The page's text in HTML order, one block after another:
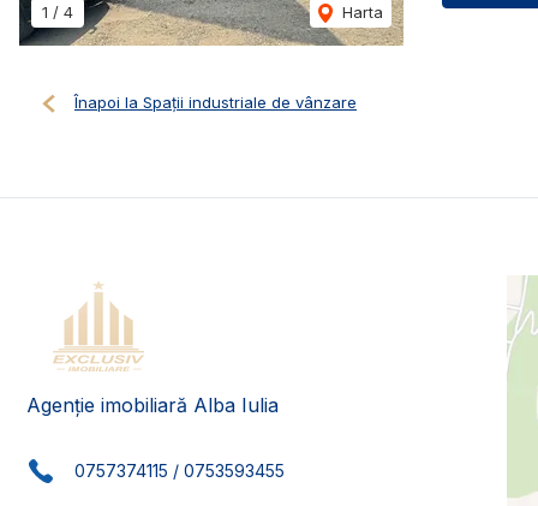
1 / 4 Harta
Înapoi la Spații industriale de vânzare
Agenție imobiliară Alba Iulia
0757374115 / 0753593455